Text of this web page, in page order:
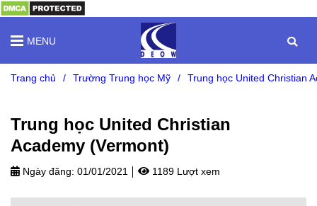
MENU
Trang chủ / Trường Trung học Mỹ / Trung học United Christian
Trung học United Christian
Academy (Vermont)
Ngày đăng: 01/01/2021 1189 Lượt xem